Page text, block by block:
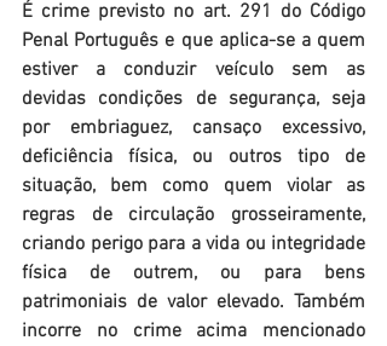
É crime previsto no art. 291 do Código
Penal Português e que aplica-se a quem
estiver a conduzir veículo sem as
devidas condições de segurança, seja
por embriaguez, cansaço excessivo,
deficiência física, ou outros tipo de
situação, bem como quem violar as
regras de circulação grosseiramente,
criando perigo para a vida ou integridade
física de outrem, ou para bens
patrimoniais de valor elevado. Também
incorre no crime acima mencionado